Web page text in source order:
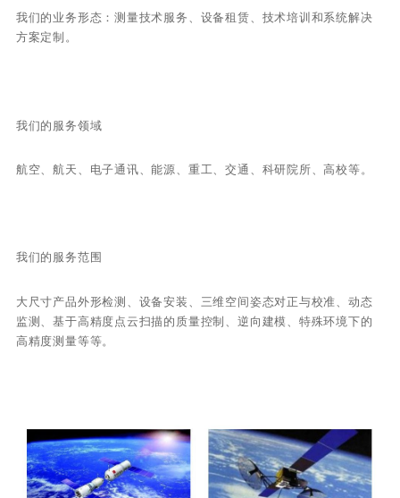
我们的业务形态：测量技术服务、设备租赁、技术培训和系统解决
方案定制。
我们的服务领域
航空、航天、电子通讯、能源、重工、交通、科研院所、高校等。
我们的服务范围
大尺寸产品外形检测、设备安装、三维空间姿态对正与校准、动态
监测、基于高精度点云扫描的质量控制、逆向建模、特殊环境下的
高精度测量等等。